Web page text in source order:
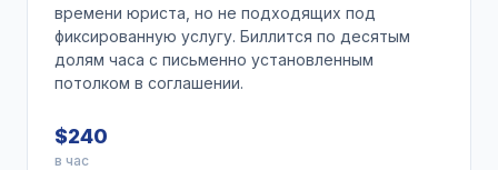
времени юриста, но не подходящих под
фиксированную услугу. Биллится по десятым
долям часа с письменно установленным
потолком в соглашении.
$240
в час